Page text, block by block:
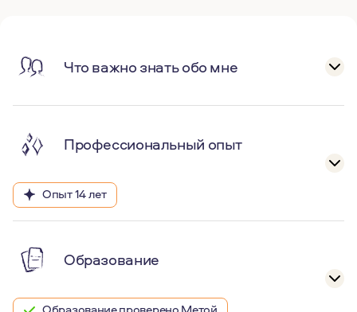
Что важно знать обо мне
Профессиональный опыт
Опыт 14 лет
Образование